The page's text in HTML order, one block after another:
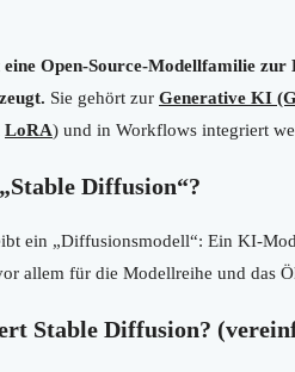
Open-Source-Modellfamilie
Sie gehört zur Generative KI
LoRA) und in Workflows integriert
Diffusion“?
ein „Diffusionsmodell“: Ein KI-
allem für die Modellreihe und das
Stable Diffusion?